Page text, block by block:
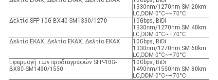
1330nm/1270nm SM 20km
LC,DDM 0°C~+70°C
Δελτίο SFP-10G-BX40-SM1330/1270
10Gbps, BiDi
1330nm/1270nm SM 40km
LC,DDM 0°C~+70°C
Δελτίο ΕΚΑΧ, Δελτίο ΕΚΑΧ, Δελτίο ΕΚΑΧ
10Gbps, BiDi
1330nm/1270nm SM 60km
LC,DDM 0°C~+70°C
Εφαρμογή των προδιαγραφών SFP-10G-
BX80-SM1490/1550
10Gbps, BiDi
1490nm/1550nm SM 80km
LC,DDM 0°C~+70°C